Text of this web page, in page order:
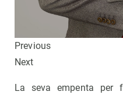
Previous
Next
La seva empenta per